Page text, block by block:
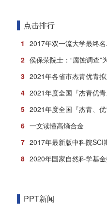
点击排行
1 2017年双一流大学最终名
2 侯保荣院士：“腐蚀调查”为防
3 2021年各省市杰青优青拟立
4 2021年度全国『杰青优青
5 2021年度全国『杰青、优
6 一文读懂高熵合金
7 2017年最新版中科院SCI
8 2020年国家自然科学基金委
PPT新闻